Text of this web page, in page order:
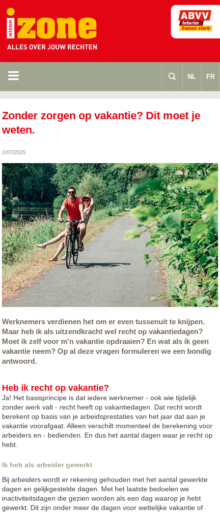
m s NL FR
Zonder zorgen op vakantie? Dit moet je
weten.
1/07/2025
Werknemers verdienen het om er even tussenuit te knijpen.
Maar heb ik als uitzendkracht wel recht op vakantiedagen?
Moet ik zelf voor m'n vakantie opdraaien? En wat als ik geen
vakantie neem? Op al deze vragen formuleren we een bondig
antwoord.
Heb ik recht op vakantie?
Ja! Het basisprincipe is dat iedere werknemer - ook wie tijdelijk
zonder werk valt - recht heeft op vakantiedagen. Dat recht wordt
berekent op basis van je arbeidsprestaties van het jaar dat aan je
vakantie voorafgaat. Alleen verschilt momenteel de berekening voor
arbeiders en - bedienden. En dus het aantal dagen waar je recht op
hebt.
Ik heb als arbeider gewerkt
Bij arbeiders wordt er rekening gehouden met het aantal gewerkte
dagen en gelijkgestelde dagen. Met het laatste bedoelen we
inactiviteitsdagen die gezien worden als een dag waarop je hebt
gewerkt. Dit zijn onder meer de dagen voor wettelijke vakantie of